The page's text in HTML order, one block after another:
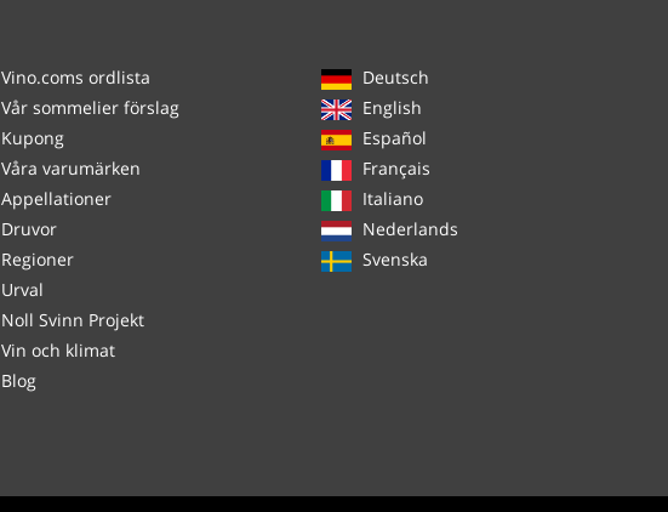
Vino.coms ordlista
Vår sommelier förslag
Kupong
Våra varumärken
Appellationer
Druvor
Regioner
Urval
Noll Svinn Projekt
Vin och klimat
Blog
Deutsch
English
Español
Français
Italiano
Nederlands
Svenska